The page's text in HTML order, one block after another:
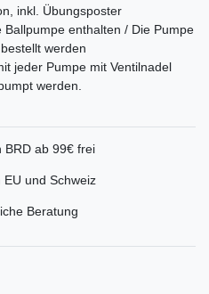
inkl. Übungsposter
enthalten / Die Pumpe
werden
jeder Pumpe mit Ventilnadel
werden.
BRD ab 99€ frei
EU und Schweiz
Beratung